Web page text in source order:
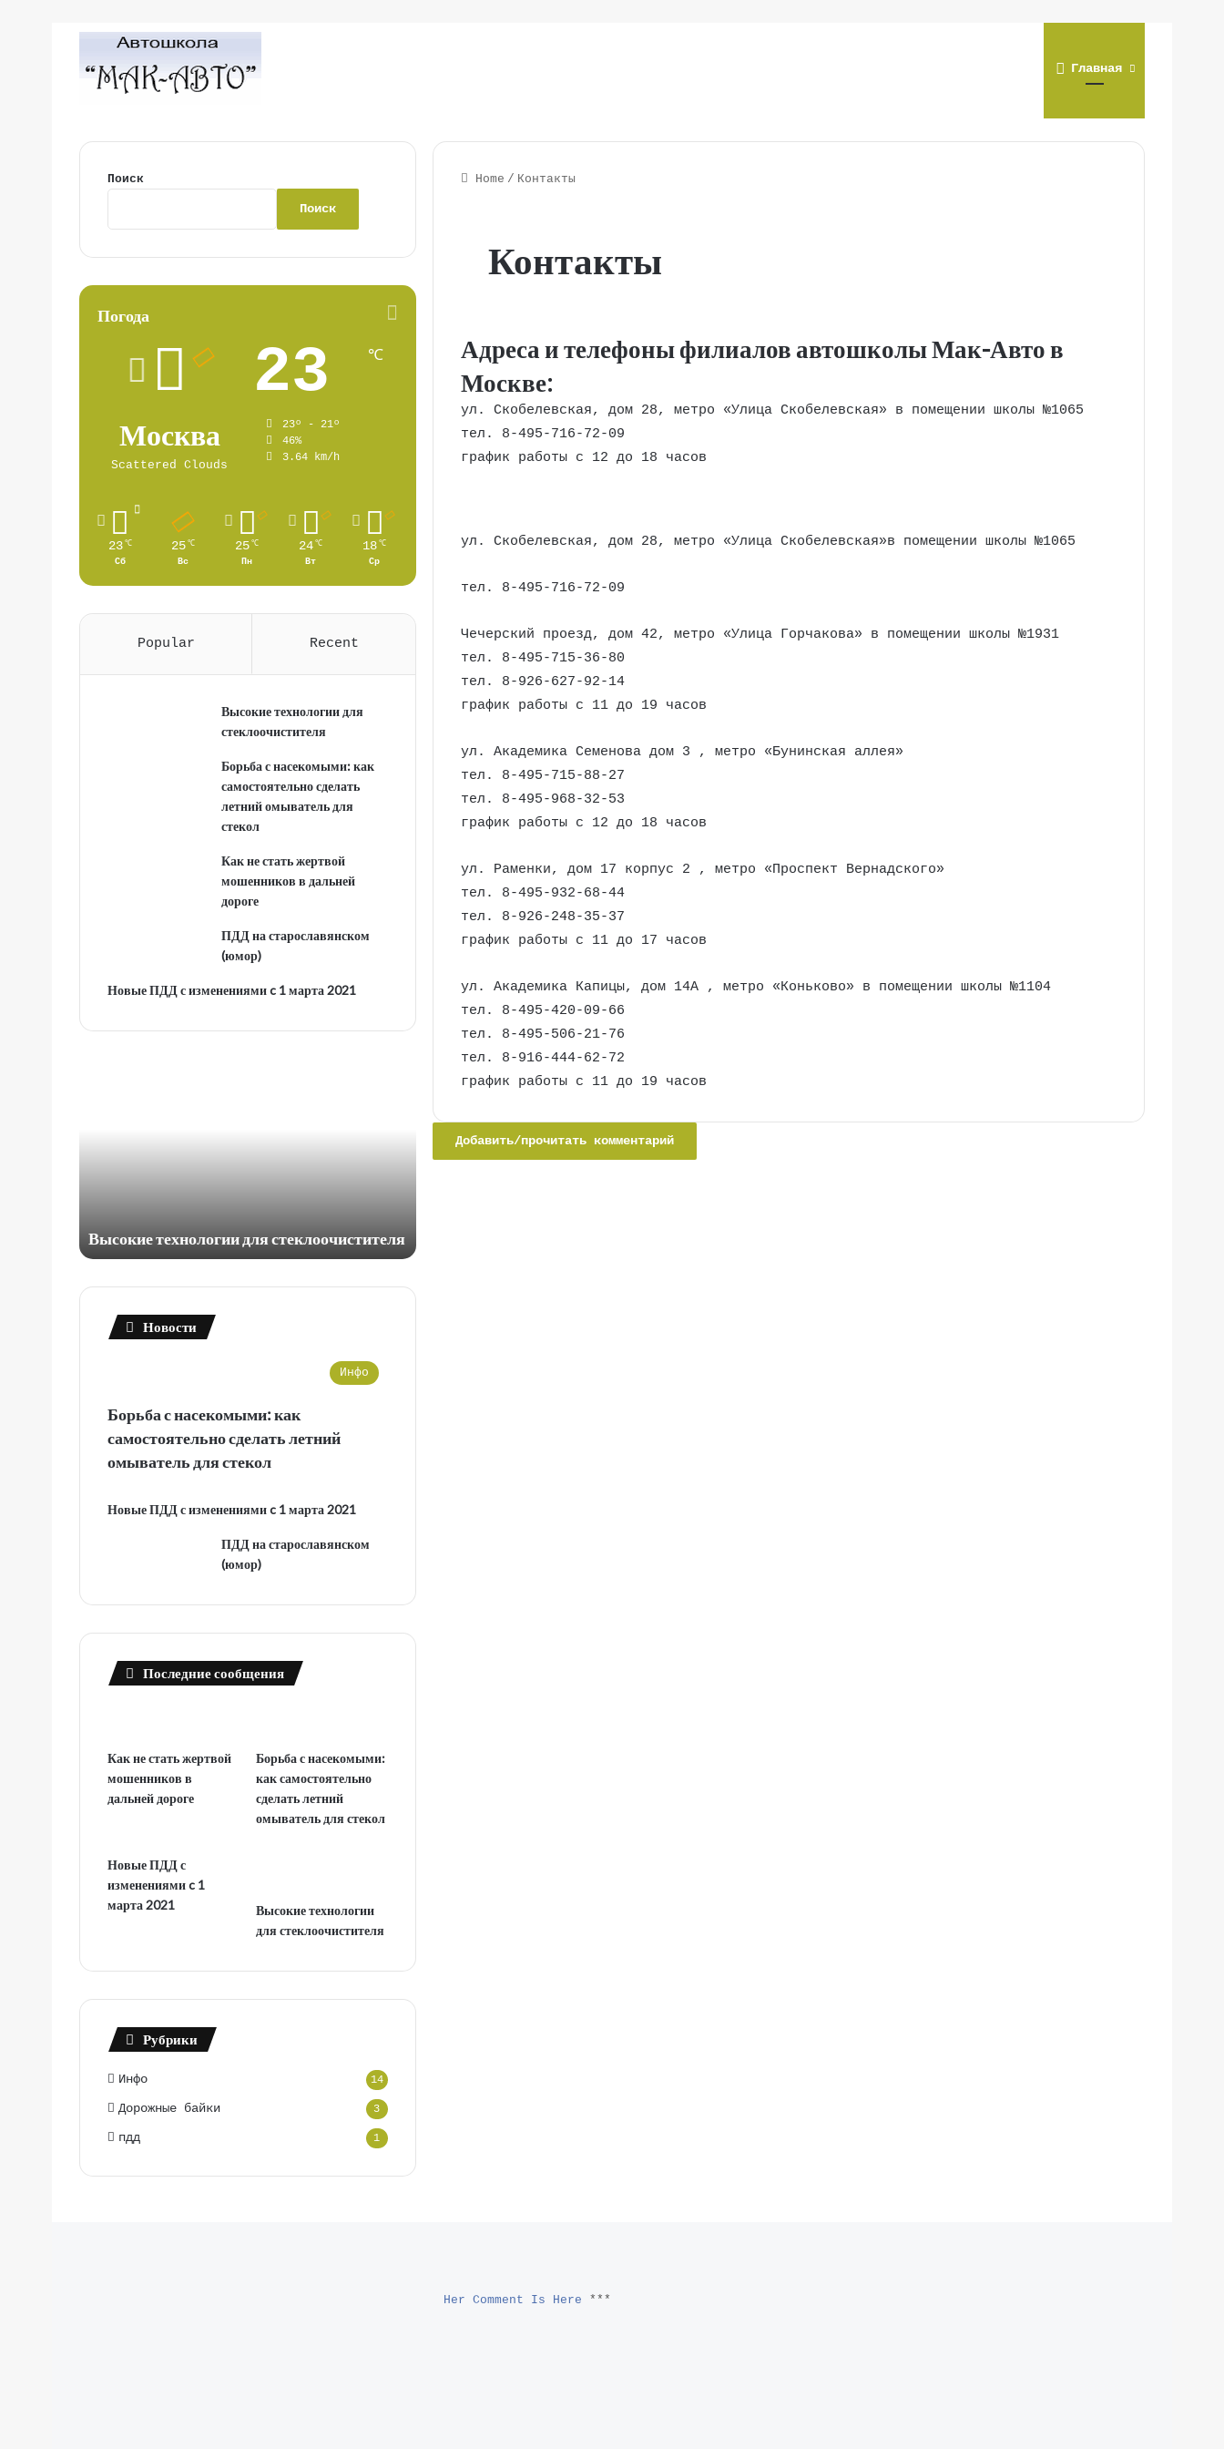
Главная
Home / Контакты
Контакты
Адреса и телефоны филиалов автошколы Мак-Авто в
Москве:
ул. Скобелевская, дом 28, метро «Улица Скобелевская» в помещении школы №1065
тел. 8-495-716-72-09
график работы с 12 до 18 часов
ул. Скобелевская, дом 28, метро «Улица Скобелевская»в помещении школы №1065
тел. 8-495-716-72-09
Чечерский проезд, дом 42, метро «Улица Горчакова» в помещении школы №1931
тел. 8-495-715-36-80
тел. 8-926-627-92-14
график работы с 11 до 19 часов
ул. Академика Семенова дом 3 , метро «Бунинская аллея»
тел. 8-495-715-88-27
тел. 8-495-968-32-53
график работы с 12 до 18 часов
ул. Раменки, дом 17 корпус 2 , метро «Проспект Вернадского»
тел. 8-495-932-68-44
тел. 8-926-248-35-37
график работы с 11 до 17 часов
ул. Академика Капицы, дом 14А , метро «Коньково» в помещении школы №1104
тел. 8-495-420-09-66
тел. 8-495-506-21-76
тел. 8-916-444-62-72
график работы с 11 до 19 часов
Добавить/прочитать комментарий
Поиск
Поиск
Погода
Москва
Scattered Clouds
23 ℃
23º - 21º
46%
3.64 km/h
23 ℃
Сб
25 ℃
Вс
25 ℃
Пн
24 ℃
Вт
18 ℃
Ср
Popular Recent
Высокие технологии для
стеклоочистителя
Борьба с насекомыми: как
самостоятельно сделать
летний омыватель для
стекол
Как не стать жертвой
мошенников в дальней
дороге
ПДД на старославянском
(юмор)
Новые ПДД с изменениями c 1 марта 2021
Высокие технологии для стеклоочистителя
Новости
Инфо
Борьба с насекомыми: как
самостоятельно сделать летний
омыватель для стекол
Новые ПДД с изменениями c 1 марта 2021
ПДД на старославянском
(юмор)
Последние сообщения
Как не стать жертвой
мошенников в
дальней дороге
Борьба с насекомыми:
как самостоятельно
сделать летний
омыватель для стекол
Новые ПДД с
изменениями c 1
марта 2021
Высокие технологии
для стеклоочистителя
Рубрики
Инфо 14
Дорожные байки 3
пдд 1
Her Comment Is Here ***